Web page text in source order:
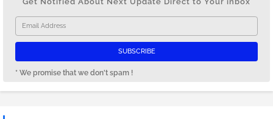
* We promise that we don't spam !